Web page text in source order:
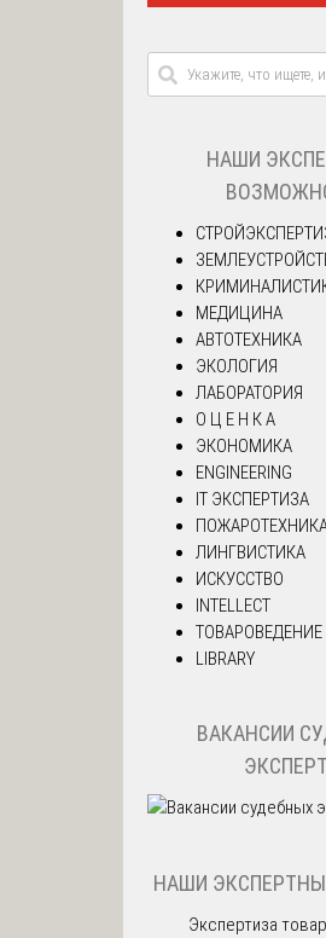
НАШИ
МЕДИЦИНА
АВТОТЕХНИКА
ЭКОЛОГИЯ
ЛАБОРАТОРИЯ
О Ц Е Н К А
ЭКОНОМИКА
ENGINEERING
IT ЭКСПЕРТИЗА
ЛИНГВИСТИКА
ИСКУССТВО
INTELLECT
ТОВАРОВЕДЕНИЕ
LIBRARY
ВАКАНСИИ
НАШИ
Экспертиза